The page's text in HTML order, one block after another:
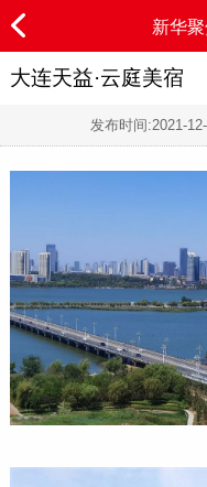
新华聚
大连天益·云庭美宿
发布时间:2021-